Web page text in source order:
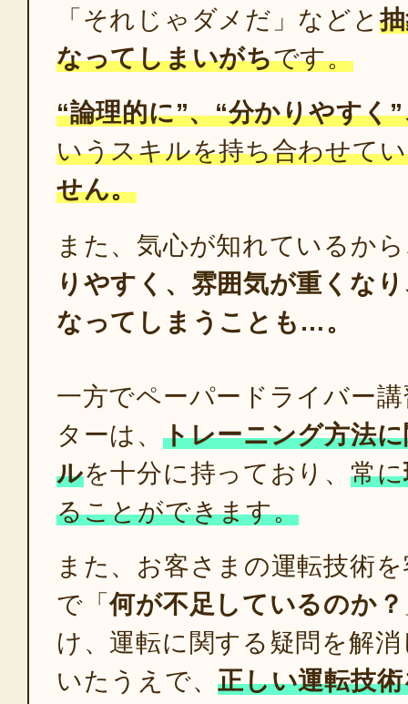
「それじゃダメだ」などと
なってしまいがちです。
“論理的に”、“分かりやすく
いうスキルを持ち合わせて
せん。
また、気心が知れているか
りやすく、雰囲気が重くな
なってしまうことも…。
一方でペーパードライバー
ターは、 トレーニング方法
ルを十分に持っており、 常に
ることができます。
また、お客さまの運転技術
で「何が不足しているのか？
け、運転に関する疑問を解
いたうえで、正しい運転技